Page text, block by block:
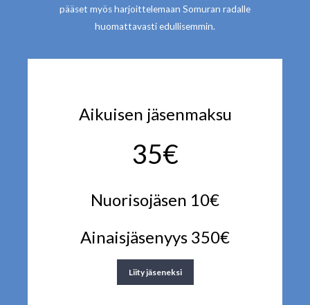
pääset myös harjoittelemaan Somuran radalle
huomattavasti edullisemmin.
Aikuisen jäsenmaksu
35€
Nuorisojäsen 10€
Ainaisjäsenyys 350€
Liity jäseneksi